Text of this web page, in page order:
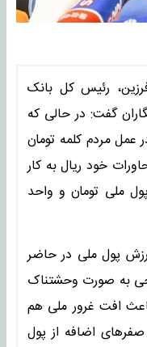
رئیس کل بانک
گفت: در حالی که
عمل مردم کلمه تومان
خود ریال به کار
ملی تومان و واحد
پول ملی در حاضر
به صورت وحشتناک
افت غرور ملی هم
اضافه از پول